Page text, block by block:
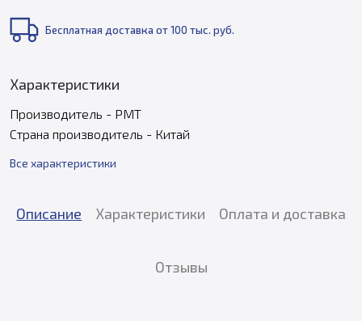
Бесплатная доставка от 100 тыс. руб.
Характеристики
Производитель - PMT
Страна производитель - Китай
Все характеристики
Описание Характеристики Оплата и доставка
Отзывы